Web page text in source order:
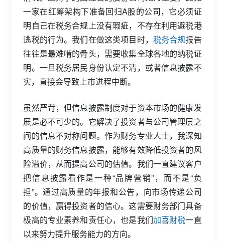
一家在红筹架构下准备回归A股的公司，它必须证
明自己在税务合规上没有瑕疵，不存在利用避税港
逃税的行为。我们在做这类项目时， 税务合规报告
往往是最难啃的骨头，需要收集全球各地的纳税证
明。一旦税务居民身份认定不清，或者信息披露不
实，直接会导致上市进程中断。
虽然严苛，但信息披露制度对于资本市场的健康发
展是必不可少的。它解决了投资者与公司管理层之
间的信息不对称问题。作为财务专业人士，我深知
高质量的财务信息披露，能够有效降低投资者的风
险溢价，从而提高公司的估值。我们一直建议客户
把信息披露看作是一种“品牌营销”，而不是“负
担”。通过高质量的年报和公告，向市场传递公司
的价值，赢得投资者的信心。这需要财务部门具备
极高的专业素养和责任心，也是我们加喜财税一直
以来努力提升服务能力的方向。